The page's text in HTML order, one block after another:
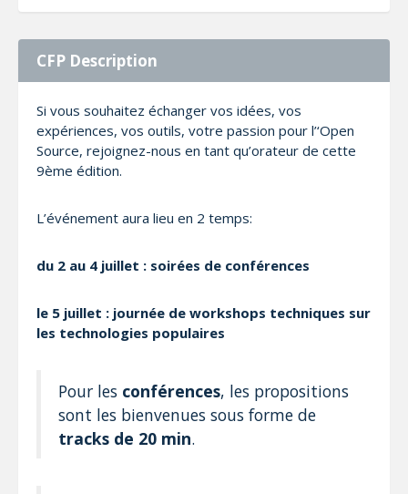
CFP Description
Si vous souhaitez échanger vos idées, vos
expériences, vos outils, votre passion pour l’‘Open
Source, rejoignez-nous en tant qu’orateur de cette
9ème édition.
L’événement aura lieu en 2 temps:
du 2 au 4 juillet : soirées de conférences
le 5 juillet : journée de workshops techniques sur
les technologies populaires
Pour les conférences, les propositions
sont les bienvenues sous forme de
tracks de 20 min.